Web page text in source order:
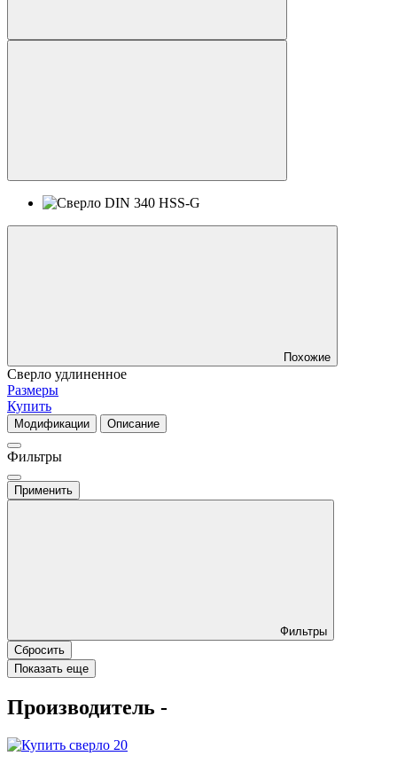
Похожие
Сверло удлиненное
Размеры
Купить
Модификации Описание
Фильтры
Применить
Фильтры
Сбросить
Показать еще
Производитель -